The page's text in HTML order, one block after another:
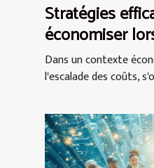
Stratégies
économiser
internationaux
hausse des prix
Dans un contexte
l'escalade des coûts,